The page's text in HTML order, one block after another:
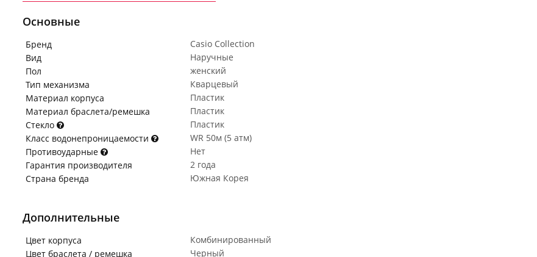
Основные
Бренд
Casio Collection
Вид
Наручные
Пол
женский
Тип механизма
Кварцевый
Материал корпуса
Пластик
Материал браслета/ремешка
Пластик
Стекло
Пластик
Класс водонепроницаемости
WR 50м (5 атм)
Противоударные
Нет
Гарантия производителя
2 года
Страна бренда
Южная Корея
Дополнительные
Цвет корпуса
Комбинированный
Цвет браслета / ремешка
Черный